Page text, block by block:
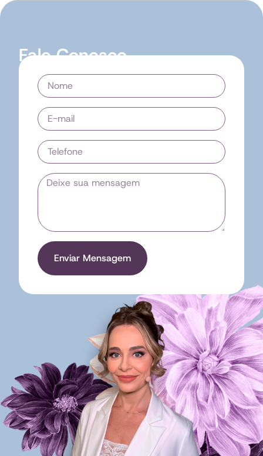
Fale Conosco
Enviar Mensagem